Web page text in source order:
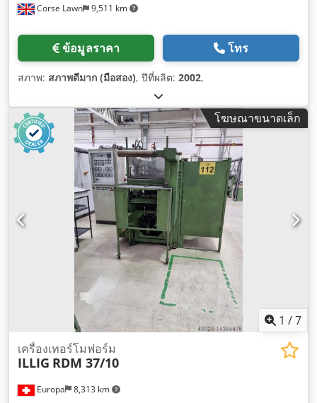
Corse Lawn 9,511 km
ข้อมูลราคา โทร
สภาพ: สภาพดีมาก (มือสอง), ปีที่ผลิต: 2002,
โฆษณาขนาดเล็ก
1 /7
Europa 8,313 km
เครื่องเทอร์โมฟอร์ม
ILLIG RDM 37/10